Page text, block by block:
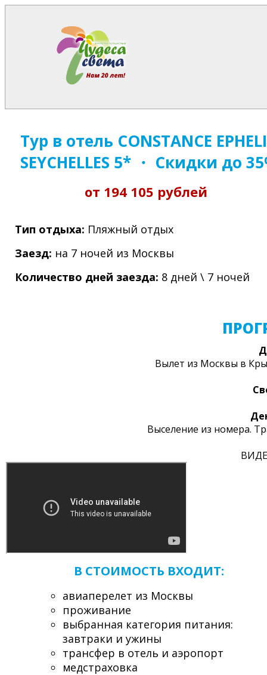
Тур в отель CONSTANCE
SEYCHELLES 5* ・ Скидки до
от 194 105 рублей
Тип отдыха: Пляжный отдых
Заезд: на 7 ночей из Москвы
Количество дней заезда: 8 дней \ 7 ночей
Вылет из Москвы в
Выселение из номера.
В СТОИМОСТЬ ВХОДИТ:
авиаперелет из Москвы
проживание
выбранная категория питания:
завтраки и ужины
трансфер в отель и аэропорт
медстраховка